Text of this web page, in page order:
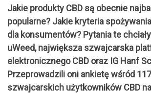
Jakie produkty CBD są obecnie
popularne? Jakie kryteria
dla konsumentów? Pytania te
uWeed, największa szwajcarska
elektronicznego CBD oraz IG Hanf
Przeprowadzili oni ankietę wśród
szwajcarskich użytkowników CBD